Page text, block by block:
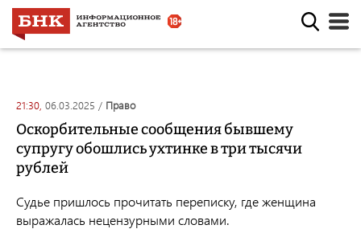
21:30, 06.03.2025 / право
Оскорбительные сообщения бывшему
супругу обошлись ухтинке в три тысячи
рублей
Судье пришлось прочитать переписку, где женщина
выражалась нецензурными словами.